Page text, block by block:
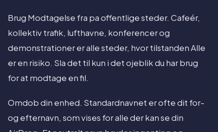
Brug Modtagelse fra pa offentlige steder. Cafeér,
kollektiv trafik, lufthavne, konferencer og
demonstrationer er alle steder, hvor tilstanden Alle
er en risiko. Sla det til kun i det ojeblik du har brug
for at modtage en fil.
Omdob din enhed. Standardnavnet er ofte dit for-
og efternavn, som vises for alle der kan se din